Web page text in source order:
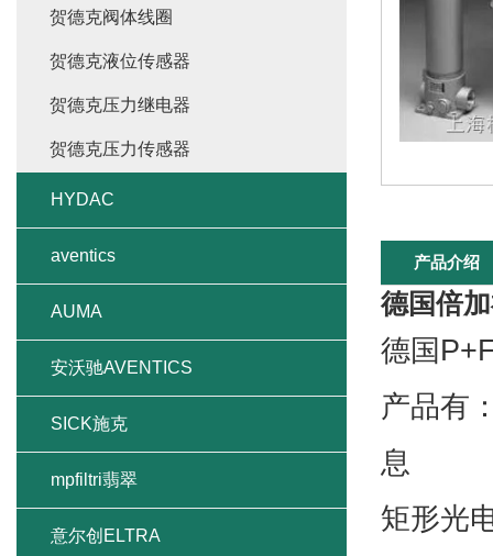
产品介绍
德国倍
德国
产品有
息
矩形光
贺德克阀体线圈
贺德克液位传感器
贺德克压力继电器
贺德克压力传感器
HYDAC
aventics
AUMA
安沃驰AVENTICS
SICK施克
mpfiltri翡翠
意尔创ELTRA